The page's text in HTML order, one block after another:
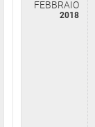
FEBBRAIO
2018